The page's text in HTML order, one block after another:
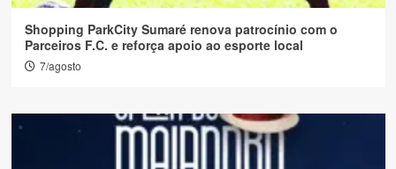
Shopping ParkCity Sumaré renova patrocínio com o
Parceiros F.C. e reforça apoio ao esporte local
7/agosto